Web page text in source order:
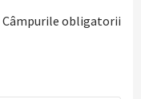
Câmpurile obligatorii